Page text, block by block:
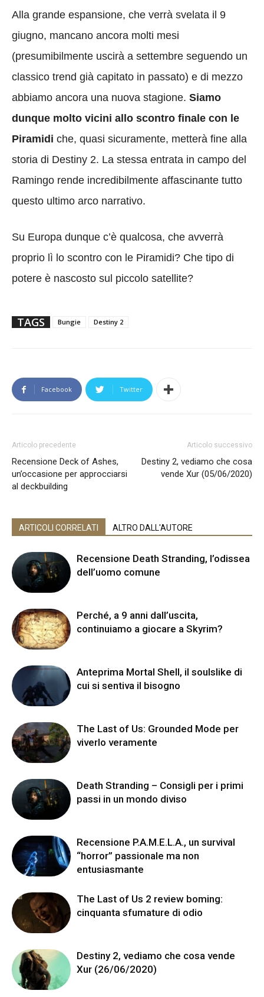
Alla grande espansione, che verrà svelata il 9
giugno, mancano ancora molti mesi
(presumibilmente uscirà a settembre seguendo un
classico trend già capitato in passato) e di mezzo
abbiamo ancora una nuova stagione. Siamo
dunque molto vicini allo scontro finale con le
Piramidi che, quasi sicuramente, metterà fine alla
storia di Destiny 2. La stessa entrata in campo del
Ramingo rende incredibilmente affascinante tutto
questo ultimo arco narrativo.
Su Europa dunque c’è qualcosa, che avverrà
proprio lì lo scontro con le Piramidi? Che tipo di
potere è nascosto sul piccolo satellite?
TAGS Bungie Destiny 2
Facebook Twitter
Articolo precedente
Recensione Deck of Ashes,
un’occasione per approcciarsi
al deckbuilding
Articolo successivo
Destiny 2, vediamo che cosa
vende Xur (05/06/2020)
ARTICOLI CORRELATI ALTRO DALL'AUTORE
Recensione Death Stranding, l’odissea
dell’uomo comune
Perché, a 9 anni dall’uscita,
continuiamo a giocare a Skyrim?
Anteprima Mortal Shell, il soulslike di
cui si sentiva il bisogno
The Last of Us: Grounded Mode per
viverlo veramente
Death Stranding – Consigli per i primi
passi in un mondo diviso
Recensione P.A.M.E.L.A., un survival
“horror” passionale ma non
entusiasmante
The Last of Us 2 review boming:
cinquanta sfumature di odio
Destiny 2, vediamo che cosa vende
Xur (26/06/2020)